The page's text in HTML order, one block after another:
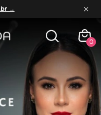
→ ×
0
e